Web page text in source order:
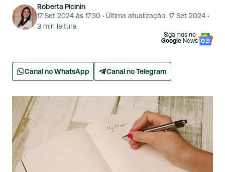
Roberta Picinin
17 Set 2024 às 17:30 · Última atualização: 17 Set 2024 ·
3 min leitura
Siga-nos no
Google News
Canal no WhatsApp Canal no Telegram